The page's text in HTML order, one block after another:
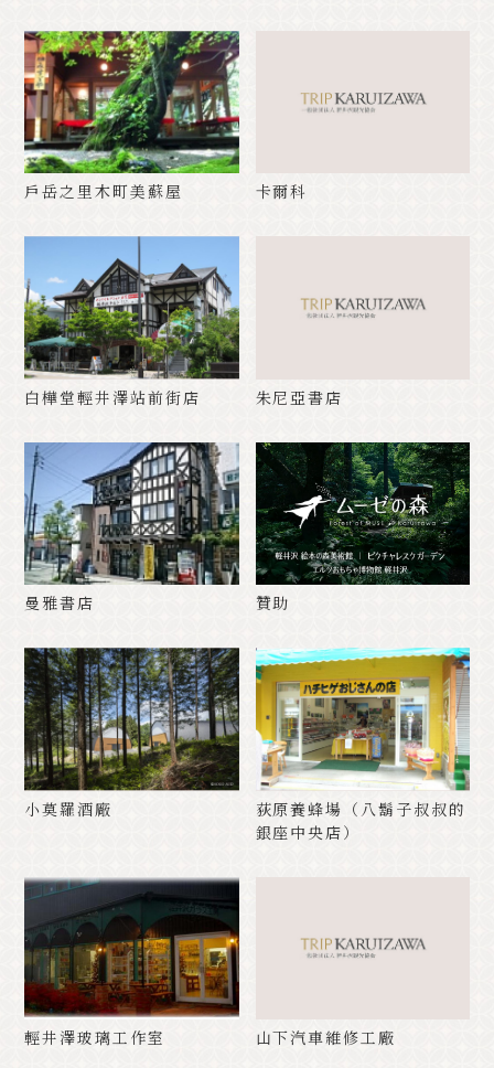
消息 使用權 宣傳冊清單
照片庫
其他協會成員
遊客信息諮詢辦公室
關於旅遊協會
バナー広告案内
PR
戶岳之里木町美蘇屋 卡爾科
白樺堂輕井澤站前街店 朱尼亞書店
曼雅書店 贊助
小莫羅酒廠
荻原養蜂場（八鬍子叔叔的
銀座中央店）
輕井澤玻璃工作室 山下汽車維修工廠